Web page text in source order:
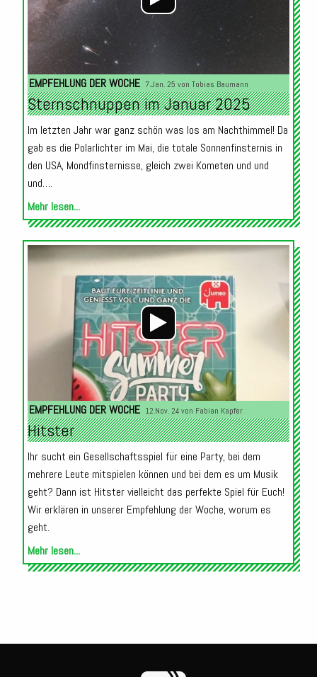
EMPFEHLUNG DER WOCHE 7.Jan. 25 von Tobias Baumann
Sternschnuppen im Januar 2025
Im letzten Jahr war ganz schön was los am Nachthimmel! Da
gab es die Polarlichter im Mai, die totale Sonnenfinsternis in
den USA, Mondfinsternisse, gleich zwei Kometen und und
und….
Mehr lesen...
Audio-
Player
EMPFEHLUNG DER WOCHE 12.Nov. 24 von Fabian Kapfer
Hitster
Ihr sucht ein Gesellschaftsspiel für eine Party, bei dem
mehrere Leute mitspielen können und bei dem es um Musik
geht? Dann ist Hitster vielleicht das perfekte Spiel für Euch!
Wir erklären in unserer Empfehlung der Woche, worum es
geht.
Mehr lesen...